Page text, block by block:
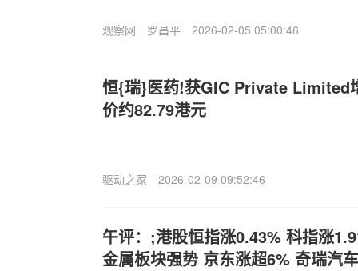
观察网 罗昌平 2026-02-05 05:00:46
恒{瑞}医药!获GIC Private Limited
价约82.79港元
驱动之家 2026-02-09 09:52:46
午评：;港股恒指涨0.43% 科指涨
金属板块强势 京东涨超6% 奇瑞汽